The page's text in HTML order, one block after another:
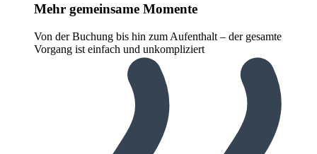
Mehr gemeinsame Momente
Von der Buchung bis hin zum Aufenthalt – der gesamte
Vorgang ist einfach und unkompliziert